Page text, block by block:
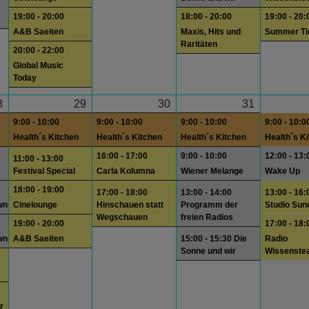
19:00 - 20:00
A&B Saeiten
20:00 - 22:00
Global Music
Today
18:00 - 20:00
Maxis, Hits und
Raritäten
19:00 -
Summer
29
9:00 - 10:00
Health´s Kitchen
11:00 - 13:00
Festival Special
18:00 - 19:00
Cinelounge
19:00 - 20:00
A&B Saeiten
30
9:00 - 10:00
Health´s Kitchen
16:00 - 17:00
Carla Kolumna
17:00 - 18:00
Hinschauen statt
Wegschauen
31
9:00 - 10:00
Health´s Kitchen
9:00 - 10:00
Wiener Melange
13:00 - 14:00
Programm der
freien Radios
15:00 - 15:30 Die
Sonne und wir
9:00 -
Health´s
12:00 -
Wake Up
13:00 -
Studio
17:00 -
Radio